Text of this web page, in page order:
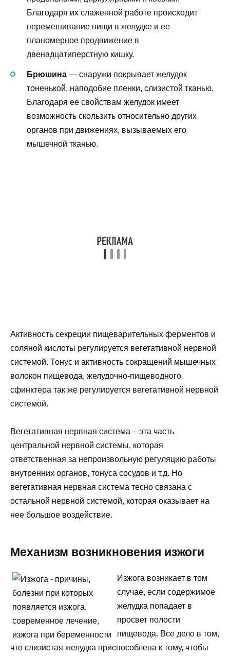
Благодаря их слаженной работе происходит
перемешивание пищи в желудке и ее
планомерное продвижение в
двенадцатиперстную кишку.
Брюшина — снаружи покрывает желудок
тоненькой, наподобие пленки, слизистой тканью.
Благодаря ее свойствам желудок имеет
возможность скользить относительно других
органов при движениях, вызываемых его
мышечной тканью.
Активность секреции пищеварительных ферментов и
соляной кислоты регулируется вегетативной нервной
системой. Тонус и активность сокращений мышечных
волокон пищевода, желудочно-пищеводного
сфинктера так же регулируется вегетативной нервной
системой.
Вегетативная нервная система – эта часть
центральной нервной системы, которая
ответственная за непроизвольную регуляцию работы
внутренних органов, тонуса сосудов и т.д. Но
вегетативная нервная система тесно связана с
остальной нервной системой, которая оказывает на
нее большое воздействие.
Механизм возникновения изжоги
Изжога возникает в том
случае, если содержимое
желудка попадает в
просвет полости
пищевода. Все дело в том,
что слизистая желудка приспособлена к тому, чтобы